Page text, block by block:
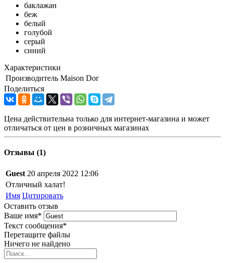
баклажан
беж
белый
голубой
серый
синий
Характеристики
Производитель Maison Dor
Поделиться
Цена действительна только для интернет-магазина и может
отличаться от цен в розничных магазинах
Отзывы (1)
Guest 20 апреля 2022 12:06
Отличный халат!
Имя Цитировать
Оставить отзыв
Ваше имя*
Текст сообщения*
Перетащите файлы
Ничего не найдено